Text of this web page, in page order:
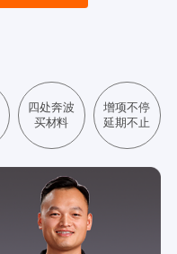
四处奔波
买材料
增项不停
延期不止